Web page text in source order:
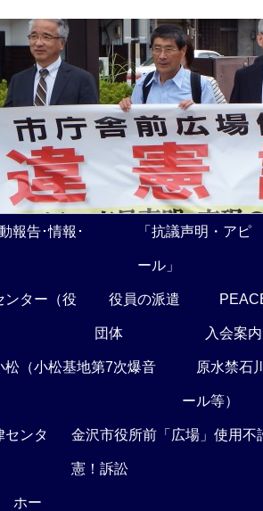
報告･情報･ 「抗議声明・アピ
ール」
ンター（役 役員の派遣
団体 入会案内
松（小松基地第7次爆音 原水禁石
ール等）
ンタ 金沢市役所前「広場」使用不
憲！訴訟
ホー